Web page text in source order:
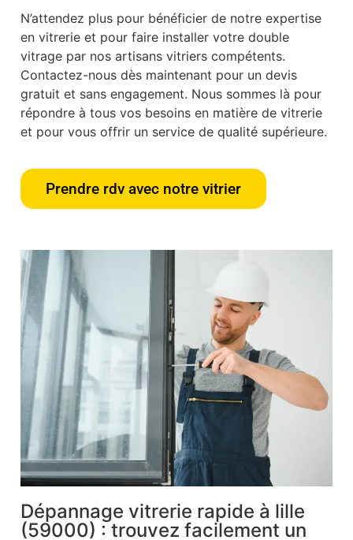
N’attendez plus pour bénéficier de notre expertise
en vitrerie et pour faire installer votre double
vitrage par nos artisans vitriers compétents.
Contactez-nous dès maintenant pour un devis
gratuit et sans engagement. Nous sommes là pour
répondre à tous vos besoins en matière de vitrerie
et pour vous offrir un service de qualité supérieure.
Prendre rdv avec notre vitrier
Dépannage vitrerie rapide à lille
(59000) : trouvez facilement un